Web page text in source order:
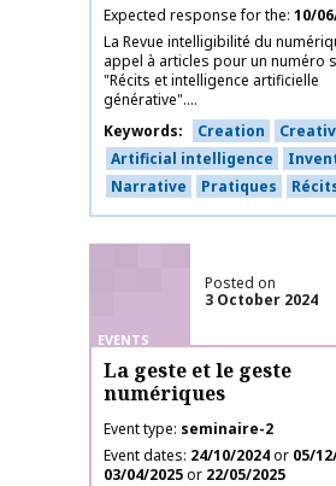
Expected response for the 10/
La Revue intelligibilité du
appel à articles pour un numéro
"Récits et intelligence artificielle
générative"....
Keywords
Creation
Artificial intelligence
Narrative
Pratiques
EVENTS
Posted on
3 October 2024
La geste et le geste
numériques
Event type seminaire-2
Event dates 24/10/2024or 05/
03/04/2025or 22/05/2025